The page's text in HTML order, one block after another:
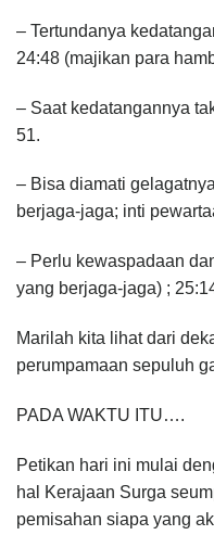
– Tertundanya
24:48 (majikan para
– Saat kedatangannya
51.
– Bisa diamati
berjaga-jaga; inti
– Perlu kewaspadaan
yang berjaga-jaga) ;
Marilah kita lihat dari
perumpamaan sepuluh
PADA WAKTU ITU….
Petikan hari ini mulai
hal Kerajaan Surga
pemisahan siapa yang